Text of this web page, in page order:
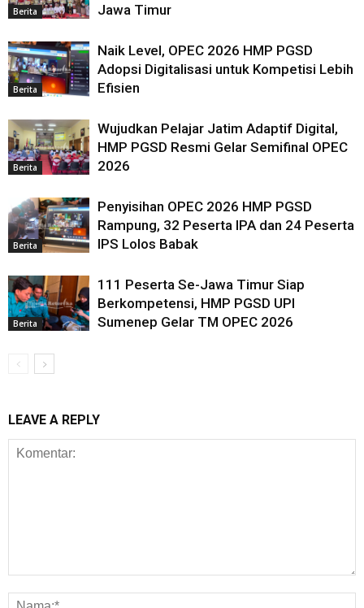
Berita
Jawa Timur
Berita
Naik Level, OPEC 2026 HMP PGSD
Adopsi Digitalisasi untuk Kompetisi Lebih
Efisien
Berita
Wujudkan Pelajar Jatim Adaptif Digital,
HMP PGSD Resmi Gelar Semifinal OPEC
2026
Berita
Penyisihan OPEC 2026 HMP PGSD
Rampung, 32 Peserta IPA dan 24 Peserta
IPS Lolos Babak
Berita
111 Peserta Se-Jawa Timur Siap
Berkompetensi, HMP PGSD UPI
Sumenep Gelar TM OPEC 2026
LEAVE A REPLY